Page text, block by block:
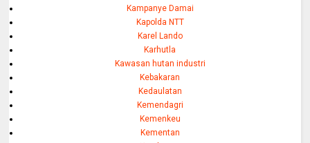
Kampanye Damai
Kapolda NTT
Karel Lando
Karhutla
Kawasan hutan industri
Kebakaran
Kedaulatan
Kemendagri
Kemenkeu
Kementan